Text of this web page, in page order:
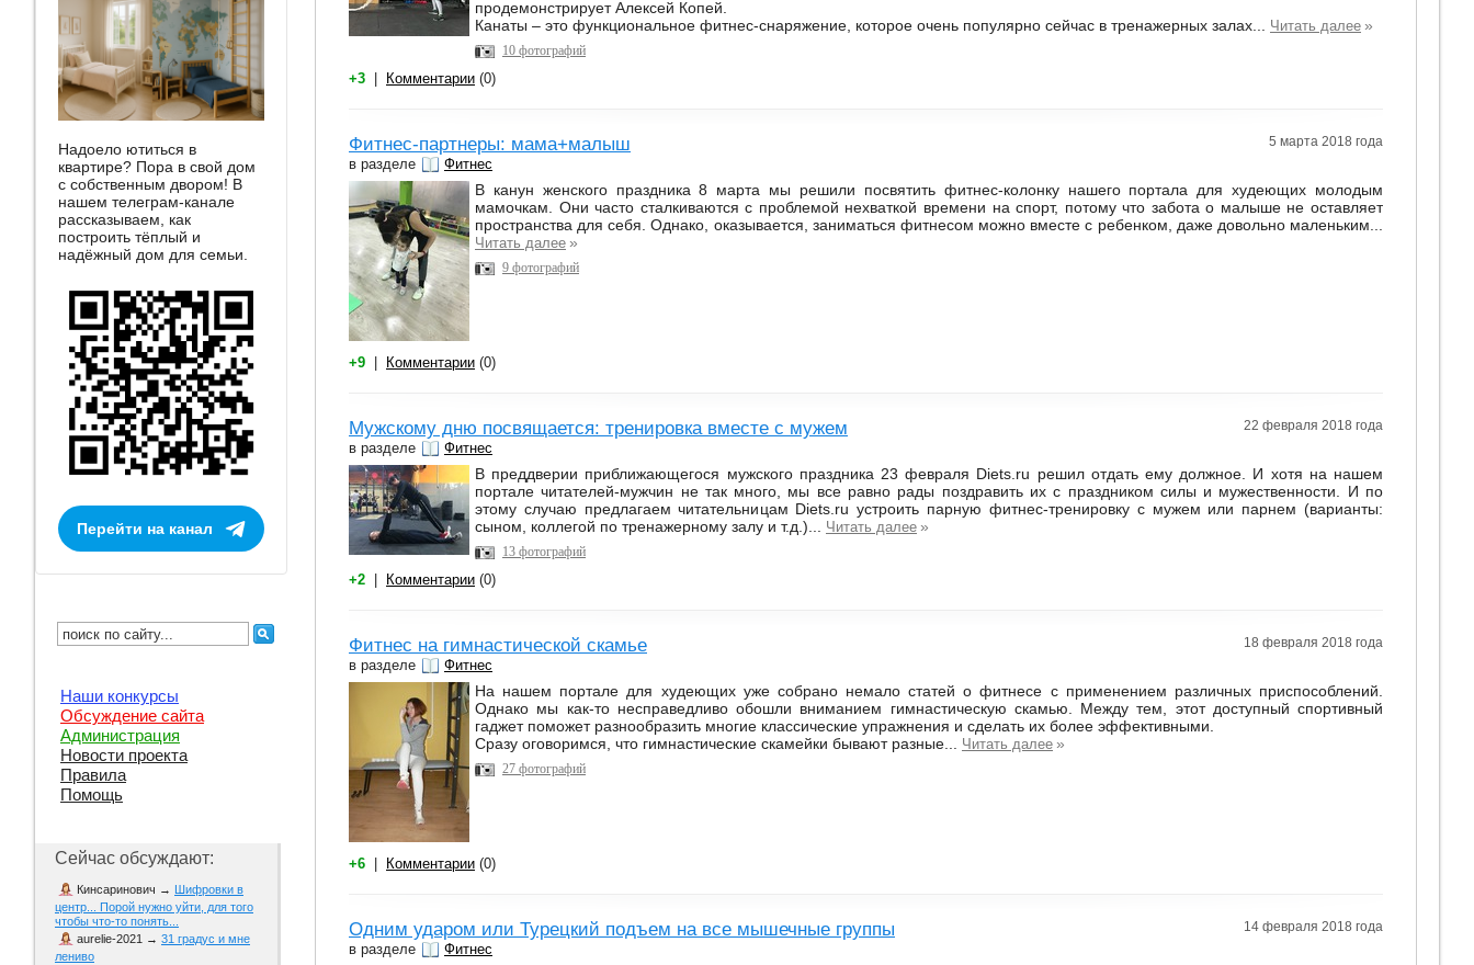
продемонстрирует Алексей Копей.
Канаты – это функциональное фитнес-снаряжение, которое очень популярно сейчас в тренажерных залах... Читать далее »
10 фотографий
+3 Комментарии (0)
Фитнес-партнеры: мама+малыш
в разделе Фитнес
5 марта 2018 года
В канун женского праздника 8 марта мы решили посвятить фитнес-колонку нашего портала для худеющих молодым
мамочкам. Они часто сталкиваются с проблемой нехваткой времени на спорт, потому что забота о малыше не оставляет
пространства для себя. Однако, оказывается, заниматься фитнесом можно вместе с ребенком, даже довольно маленьким...
Читать далее »
9 фотографий
+9 Комментарии (0)
Мужскому дню посвящается: тренировка вместе с мужем
в разделе Фитнес
22 февраля 2018 года
В преддверии приближающегося мужского праздника 23 февраля Diets.ru решил отдать ему должное. И хотя на нашем
портале читателей-мужчин не так много, мы все равно рады поздравить их с праздником силы и мужественности. И по
этому случаю предлагаем читательницам Diets.ru устроить парную фитнес-тренировку с мужем или парнем (варианты:
сыном, коллегой по тренажерному залу и т.д.)... Читать далее »
13 фотографий
+2 Комментарии (0)
Фитнес на гимнастической скамье
в разделе Фитнес
18 февраля 2018 года
На нашем портале для худеющих уже собрано немало статей о фитнесе с применением различных приспособлений.
Однако мы как-то несправедливо обошли вниманием гимнастическую скамью. Между тем, этот доступный спортивный
гаджет поможет разнообразить многие классические упражнения и сделать их более эффективными.
Сразу оговоримся, что гимнастические скамейки бывают разные... Читать далее »
27 фотографий
+6 Комментарии (0)
Одним ударом или Турецкий подъем на все мышечные группы
в разделе Фитнес
14 февраля 2018 года
Надоело ютиться в
квартире? Пора в свой дом
с собственным двором! В
нашем телеграм-канале
рассказываем, как
построить тёплый и
надёжный дом для семьи.
Перейти на канал
Наши конкурсы
Обсуждение сайта
Администрация
Новости проекта
Правила
Помощь
Сейчас обсуждают:
Кинсаринович → Шифровки в
центр... Порой нужно уйти, для того
чтобы что-то понять...
aurelie-2021 → 31 градус и мне
лениво